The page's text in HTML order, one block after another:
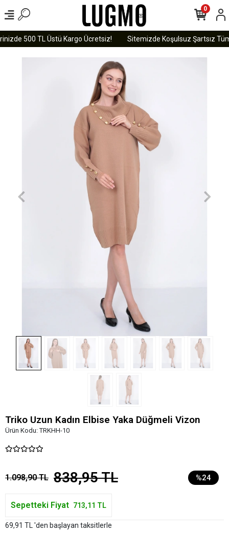
500 TL Üstü Kargo Ücretsiz! Sitemizde Koşulsuz Şartsız Tüm
0
Triko Uzun Kadın Elbise Yaka Düğmeli Vizon
Ürün Kodu:TRKHH-10
1.098,90 TL 838,95 TL %24
Sepetteki Fiyat 713,11 TL
69,91 TL 'den başlayan taksitlerle